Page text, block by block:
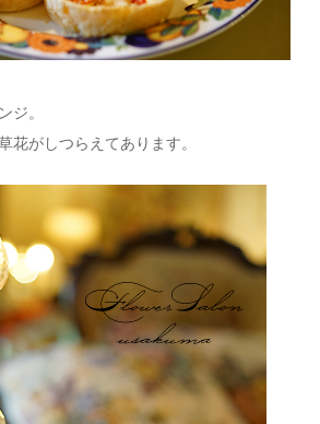
ジ。
花がしつらえてあります。